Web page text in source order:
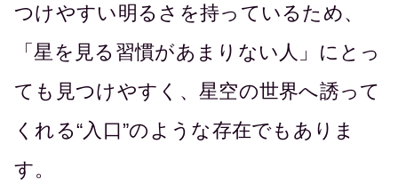
つけやすい明るさを持っているため、
「星を見る習慣があまりない人」にとっ
ても見つけやすく、星空の世界へ誘って
くれる“入口”のような存在でもありま
す。